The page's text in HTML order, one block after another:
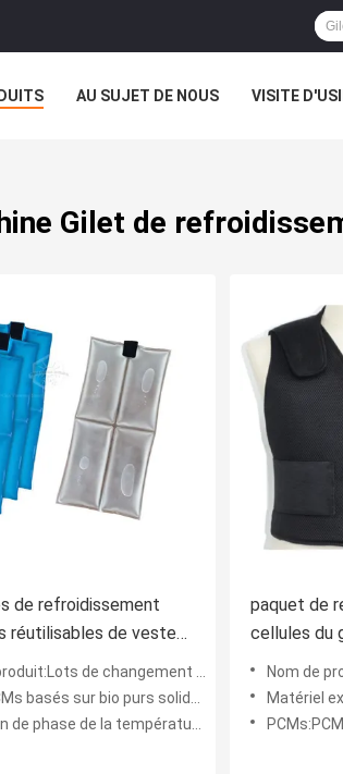
AU SUJET DE NOUS VISITE
Gilet de
de refroidissement
réutilisables de veste
la température
réglementation
de changement de phase pour le gilet de refroidissement
sur bio purs solides-liquides de TH-SL
de la température:15 ℃/20℃/24℃/28℃
paquet de
cellules du
humidité
Nom de
Matériel externe:Tissu
PCMs:PCMs